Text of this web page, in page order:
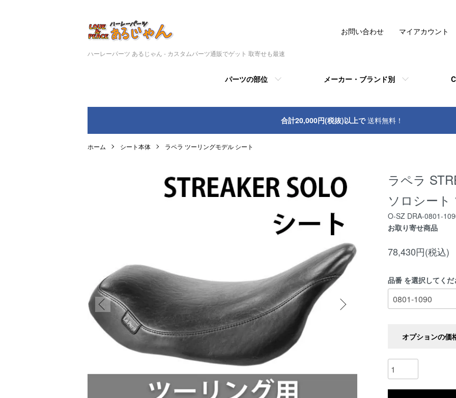
ハーレーパーツ あるじゃん - カスタムパーツ通販でゲット 取寄せも最速
パーツの部位 メーカー・ブランド別
お問い合わせ マイアカウント
合計20,000円(税抜)以上で送料無料！
ホーム シート本体 ラペラ ツーリングモデル シート
ラペラ
ソロシート
O-SZ DRA-0801-
お取り寄せ商品
78,430円(税込)
品番 を選択してくだ
オプションの価